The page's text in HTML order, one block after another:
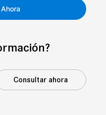
Consultar ahora